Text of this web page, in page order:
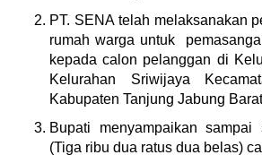
PT. SENA telah melaksanakan
rumah warga untuk
kepada calon pelanggan di
Kelurahan Sriwijaya
Kabupaten Tanjung Jabung
Bupati menyampaikan
(Tiga ribu dua ratus dua belas)